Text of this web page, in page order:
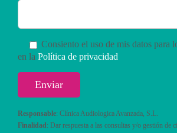
Consiento el uso de mis datos para
en la Política de privacidad
Responsable: Clínica Audiologica Avanzada, S.L.
Finalidad: Dar respuesta a las consultas y/o gestión de